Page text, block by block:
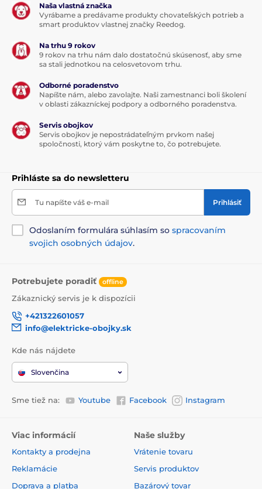
Pre mačky Pelechy
Naša vlastná značka
Vyrábame a predávame produkty chovateľských potrieb a
smart produktov vlastnej značky Reedog.
Na trhu 9 rokov
9 rokov na trhu nám dalo dostatočnú skúsenosť, aby sme
sa stali jednotkou na celosvetovom trhu.
Odborné poradenstvo
Napíšte nám, alebo zavolajte. Naši zamestnanci boli školení
v oblasti zákazníckej podpory a odborného poradenstva.
Servis obojkov
Servis obojkov je nepostrádateľným prvkom našej
spoločnosti, ktorý vám poskytne to, čo potrebujete.
Prihláste sa do newsletteru
Tu napíšte váš e-mail Prihlásiť
Odoslaním formulára súhlasím so spracovaním
svojich osobných údajov.
Potrebujete poradiť offline
Zákaznický servis je k dispozícii
+421322601057
info@elektricke-obojky.sk
Kde nás nájdete
Slovenčina
Sme tiež na: Youtube Facebook Instagram
Viac informácií
Kontakty a prodejna
Reklamácie
Doprava a platba
Naše služby
Vrátenie tovaru
Servis produktov
Bazárový tovar